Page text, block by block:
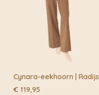
Cynara-eekhoorn | Radijs
€ 119,95